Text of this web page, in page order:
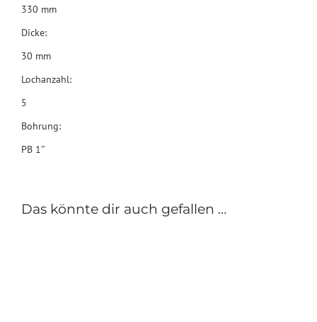
330 mm
Dicke:
30 mm
Lochanzahl:
5
Bohrung:
PB 1″
Das könnte dir auch gefallen …